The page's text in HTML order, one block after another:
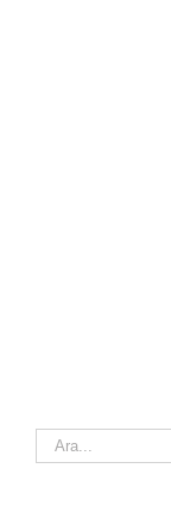
Ara: